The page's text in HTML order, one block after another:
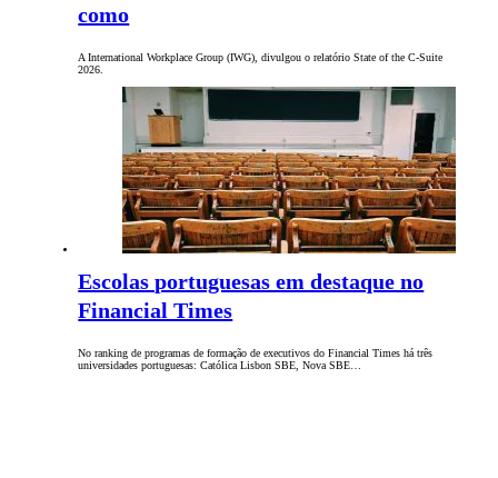
como
A International Workplace Group (IWG), divulgou o relatório State of the C-Suite
2026.
Escolas portuguesas em destaque no
Financial Times
No ranking de programas de formação de executivos do Financial Times há três
universidades portuguesas: Católica Lisbon SBE, Nova SBE…